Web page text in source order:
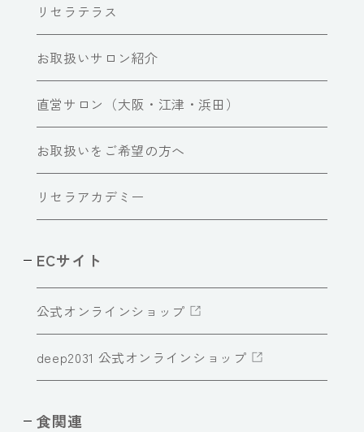
リセラテラス
お取扱いサロン紹介
直営サロン（大阪・江津・浜田）
お取扱いをご希望の方へ
リセラアカデミー
ECサイト
公式オンラインショップ
deep2031 公式オンラインショップ
食関連